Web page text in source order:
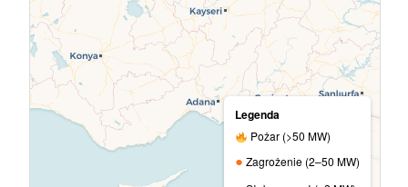
Legenda
Pożar (>50 MW)
● Zagrożenie (2–50 MW)